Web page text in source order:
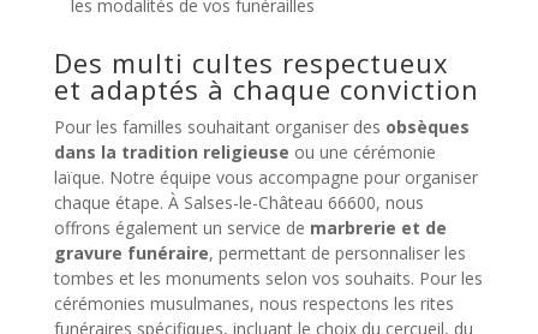
les modalités de vos funérailles
Des multi cultes respectueux
et adaptés à chaque conviction
Pour les familles souhaitant organiser des obsèques
dans la tradition religieuse ou une cérémonie
laïque. Notre équipe vous accompagne pour organiser
chaque étape. À Salses-le-Château 66600, nous
offrons également un service de marbrerie et de
gravure funéraire, permettant de personnaliser les
tombes et les monuments selon vos souhaits. Pour les
cérémonies musulmanes, nous respectons les rites
funéraires spécifiques, incluant le choix du cercueil, du